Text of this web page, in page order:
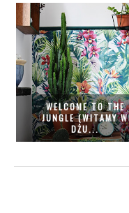
WELCOME TO THE
JUNGLE (WITAMY W
DŻU...